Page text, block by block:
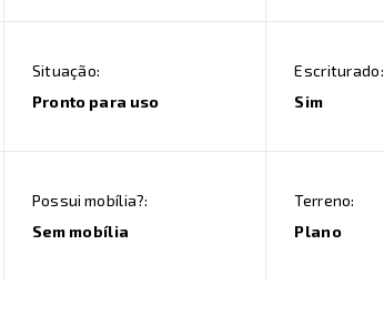
Situação:
Pronto para uso
Escriturado:
Sim
Possui mobília?:
Sem mobília
Terreno:
Plano